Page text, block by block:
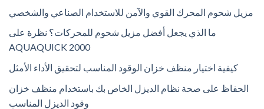
مزيل شحوم المحرك القوي والآمن للاستخدام الصناعي والشخصي
ما الذي يجعل أفضل مزيل شحوم للمحركات؟ نظرة على
AQUAQUICK 2000
كيفية اختيار منظف خزان الوقود المناسب لتحقيق الأداء الأمثل
الحفاظ على صحة نظام الديزل الخاص بك باستخدام منظف خزان
وقود الديزل المناسب